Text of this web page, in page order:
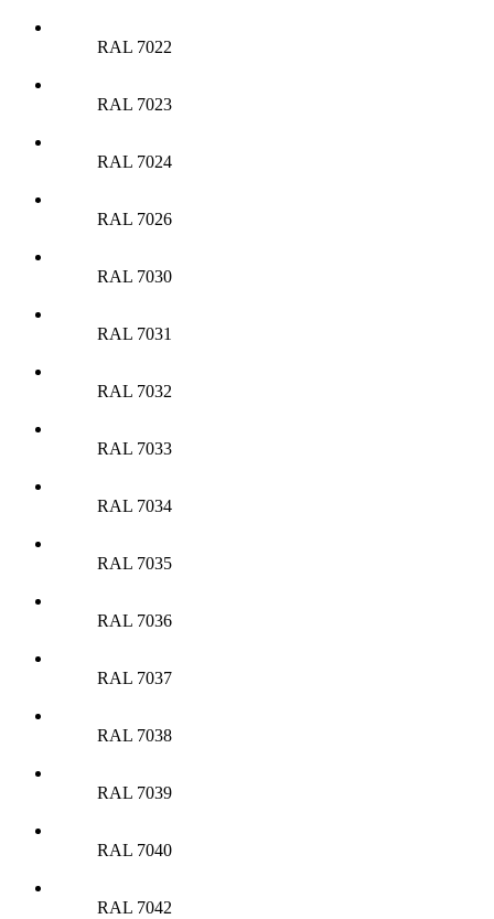
RAL 7022
RAL 7023
RAL 7024
RAL 7026
RAL 7030
RAL 7031
RAL 7032
RAL 7033
RAL 7034
RAL 7035
RAL 7036
RAL 7037
RAL 7038
RAL 7039
RAL 7040
RAL 7042